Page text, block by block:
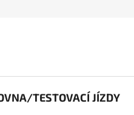
TESTOVACÍ JÍZDY